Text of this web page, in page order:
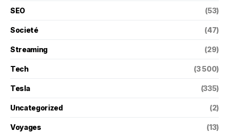
SEO (53)
Societé (47)
Streaming (29)
Tech (3 500)
Tesla (335)
Uncategorized (2)
Voyages (13)